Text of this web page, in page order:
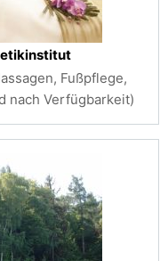
Fußpflege,
nach Verfügbarkeit)